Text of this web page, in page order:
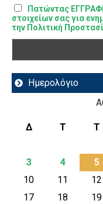
Πατώντας
στοιχείων σας για
την Πολιτική
Ημερολόγιο
Δ Τ Τ
3
4 5
10
11 12
17
18 19